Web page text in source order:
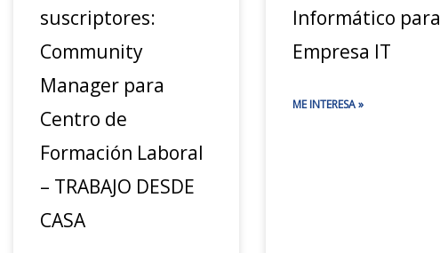
suscriptores:
Community
Manager para
Centro de
Formación Laboral
– TRABAJO DESDE
CASA
Informático para
Empresa IT
ME INTERESA »